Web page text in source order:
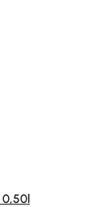
5 Sternen
0,50l